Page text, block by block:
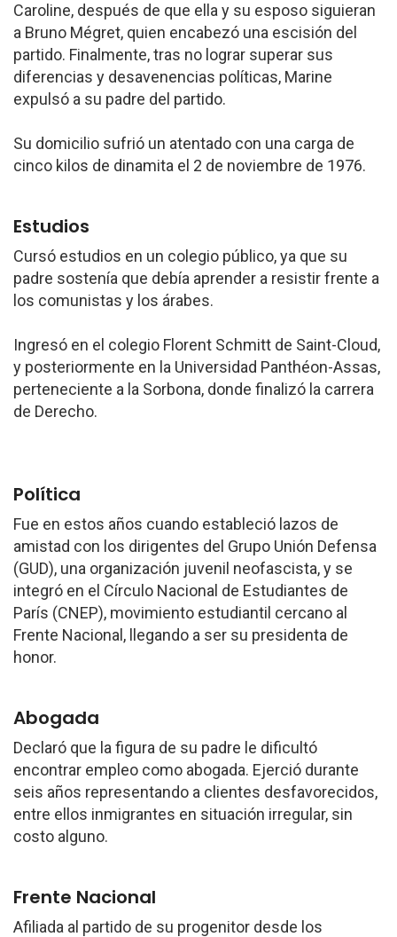
Caroline, después de que ella y su esposo siguieran
a Bruno Mégret, quien encabezó una escisión del
partido. Finalmente, tras no lograr superar sus
diferencias y desavenencias políticas, Marine
expulsó a su padre del partido.
Su domicilio sufrió un atentado con una carga de
cinco kilos de dinamita el 2 de noviembre de 1976.
Estudios
Cursó estudios en un colegio público, ya que su
padre sostenía que debía aprender a resistir frente a
los comunistas y los árabes.
Ingresó en el colegio Florent Schmitt de Saint-Cloud,
y posteriormente en la Universidad Panthéon-Assas,
perteneciente a la Sorbona, donde finalizó la carrera
de Derecho.
Política
Fue en estos años cuando estableció lazos de
amistad con los dirigentes del Grupo Unión Defensa
(GUD), una organización juvenil neofascista, y se
integró en el Círculo Nacional de Estudiantes de
París (CNEP), movimiento estudiantil cercano al
Frente Nacional, llegando a ser su presidenta de
honor.
Abogada
Declaró que la figura de su padre le dificultó
encontrar empleo como abogada. Ejerció durante
seis años representando a clientes desfavorecidos,
entre ellos inmigrantes en situación irregular, sin
costo alguno.
Frente Nacional
Afiliada al partido de su progenitor desde los